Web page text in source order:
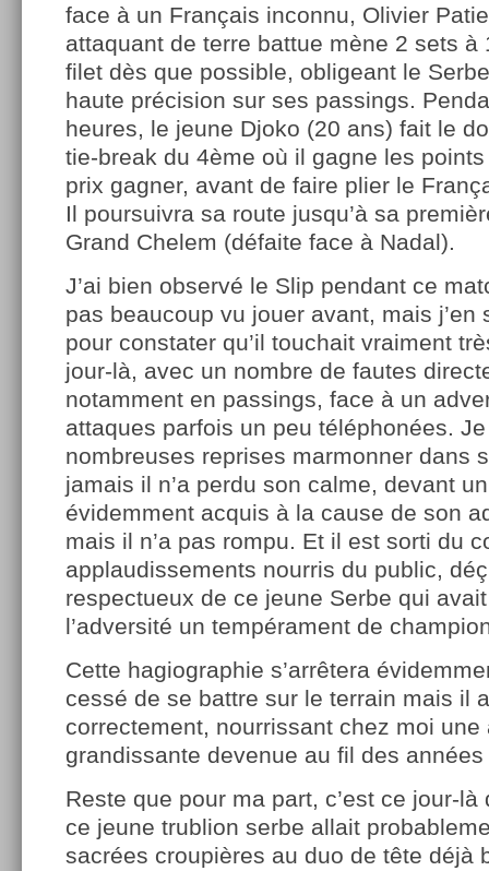
face à un Français inconnu, Olivier
attaquant de terre battue mène 2 sets à
filet dès que possible, obligeant le
haute précision sur ses passings.
heures, le jeune Djoko (20 ans) fait le
tie-break du 4ème où il gagne les points
prix gagner, avant de faire plier le
Il poursuivra sa route jusqu’à sa
Grand Chelem (défaite face à Nadal).
J’ai bien observé le Slip pendant ce
pas beaucoup vu jouer avant, mais j’en
pour constater qu’il touchait vraiment
jour-là, avec un nombre de fautes
notamment en passings, face à un
attaques parfois un peu téléphonées. Je
nombreuses reprises marmonner dans
jamais il n’a perdu son calme, devant
évidemment acquis à la cause de son
mais il n’a pas rompu. Et il est sorti du
applaudissements nourris du public,
respectueux de ce jeune Serbe qui
l’adversité un tempérament de
Cette hagiographie s’arrêtera
cessé de se battre sur le terrain mais il
correctement, nourrissant chez moi une
grandissante devenue au fil des
Reste que pour ma part, c’est ce jour-là
ce jeune trublion serbe allait
sacrées croupières au duo de tête déjà